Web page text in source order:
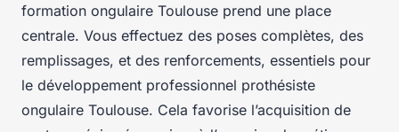
formation ongulaire Toulouse prend une place
centrale. Vous effectuez des poses complètes, des
remplissages, et des renforcements, essentiels pour
le développement professionnel prothésiste
ongulaire Toulouse. Cela favorise l’acquisition de